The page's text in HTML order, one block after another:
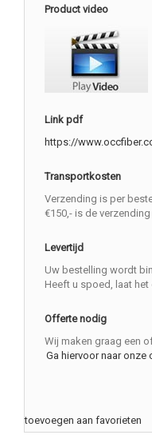
Product video
Link pdf
https://
Transportkosten
Verzending is per
€150,- is de verzending
Levertijd
Uw bestelling wordt
Heeft u spoed, laat het
Offerte nodig
Wij maken graag een
Ga hiervoor naar onze
toevoegen aan favorieten